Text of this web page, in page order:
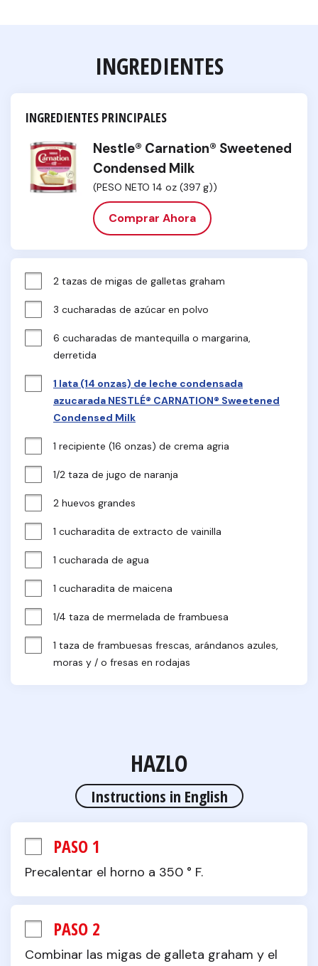
INGREDIENTES
INGREDIENTES PRINCIPALES
Nestle® Carnation® Sweetened
Condensed Milk
(PESO NETO 14 oz (397 g))
Comprar Ahora
2 tazas de migas de galletas graham
3 cucharadas de azúcar en polvo
6 cucharadas de mantequilla o margarina,
derretida
1 lata (14 onzas) de leche condensada
azucarada NESTLÉ® CARNATION® Sweetened
Condensed Milk
1 recipiente (16 onzas) de crema agria
1/2 taza de jugo de naranja
2 huevos grandes
1 cucharadita de extracto de vainilla
1 cucharada de agua
1 cucharadita de maicena
1/4 taza de mermelada de frambuesa
1 taza de frambuesas frescas, arándanos azules,
moras y / o fresas en rodajas
HAZLO
Instructions in English
PASO 1
Precalentar el horno a 350 ° F.
PASO 2
Combinar las migas de galleta graham y el